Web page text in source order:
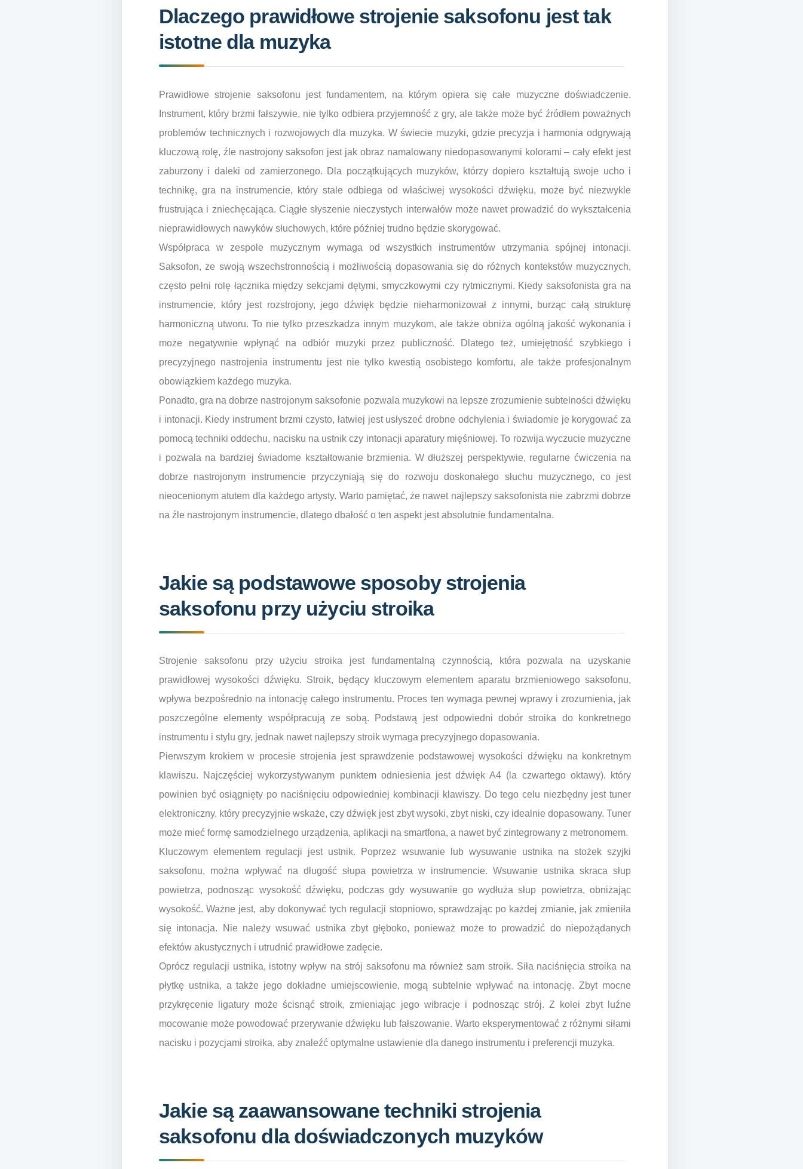
Dlaczego prawidłowe strojenie saksofonu jest tak
istotne dla muzyka
Prawidłowe strojenie saksofonu jest fundamentem, na którym opiera się całe muzyczne doświadczenie.
Instrument, który brzmi fałszywie, nie tylko odbiera przyjemność z gry, ale także może być źródłem poważnych
problemów technicznych i rozwojowych dla muzyka. W świecie muzyki, gdzie precyzja i harmonia odgrywają
kluczową rolę, źle nastrojony saksofon jest jak obraz namalowany niedopasowanymi kolorami – cały efekt jest
zaburzony i daleki od zamierzonego. Dla początkujących muzyków, którzy dopiero kształtują swoje ucho i
technikę, gra na instrumencie, który stale odbiega od właściwej wysokości dźwięku, może być niezwykle
frustrująca i zniechęcająca. Ciągłe słyszenie nieczystych interwałów może nawet prowadzić do wykształcenia
nieprawidłowych nawyków słuchowych, które później trudno będzie skorygować.
Współpraca w zespole muzycznym wymaga od wszystkich instrumentów utrzymania spójnej intonacji.
Saksofon, ze swoją wszechstronnością i możliwością dopasowania się do różnych kontekstów muzycznych,
często pełni rolę łącznika między sekcjami dętymi, smyczkowymi czy rytmicznymi. Kiedy saksofonista gra na
instrumencie, który jest rozstrojony, jego dźwięk będzie nieharmonizował z innymi, burząc całą strukturę
harmoniczną utworu. To nie tylko przeszkadza innym muzykom, ale także obniża ogólną jakość wykonania i
może negatywnie wpłynąć na odbiór muzyki przez publiczność. Dlatego też, umiejętność szybkiego i
precyzyjnego nastrojenia instrumentu jest nie tylko kwestią osobistego komfortu, ale także profesjonalnym
obowiązkiem każdego muzyka.
Ponadto, gra na dobrze nastrojonym saksofonie pozwala muzykowi na lepsze zrozumienie subtelności dźwięku
i intonacji. Kiedy instrument brzmi czysto, łatwiej jest usłyszeć drobne odchylenia i świadomie je korygować za
pomocą techniki oddechu, nacisku na ustnik czy intonacji aparatury mięśniowej. To rozwija wyczucie muzyczne
i pozwala na bardziej świadome kształtowanie brzmienia. W dłuższej perspektywie, regularne ćwiczenia na
dobrze nastrojonym instrumencie przyczyniają się do rozwoju doskonałego słuchu muzycznego, co jest
nieocenionym atutem dla każdego artysty. Warto pamiętać, że nawet najlepszy saksofonista nie zabrzmi dobrze
na źle nastrojonym instrumencie, dlatego dbałość o ten aspekt jest absolutnie fundamentalna.
Jakie są podstawowe sposoby strojenia
saksofonu przy użyciu stroika
Strojenie saksofonu przy użyciu stroika jest fundamentalną czynnością, która pozwala na uzyskanie
prawidłowej wysokości dźwięku. Stroik, będący kluczowym elementem aparatu brzmieniowego saksofonu,
wpływa bezpośrednio na intonację całego instrumentu. Proces ten wymaga pewnej wprawy i zrozumienia, jak
poszczególne elementy współpracują ze sobą. Podstawą jest odpowiedni dobór stroika do konkretnego
instrumentu i stylu gry, jednak nawet najlepszy stroik wymaga precyzyjnego dopasowania.
Pierwszym krokiem w procesie strojenia jest sprawdzenie podstawowej wysokości dźwięku na konkretnym
klawiszu. Najczęściej wykorzystywanym punktem odniesienia jest dźwięk A4 (la czwartego oktawy), który
powinien być osiągnięty po naciśnięciu odpowiedniej kombinacji klawiszy. Do tego celu niezbędny jest tuner
elektroniczny, który precyzyjnie wskaże, czy dźwięk jest zbyt wysoki, zbyt niski, czy idealnie dopasowany. Tuner
może mieć formę samodzielnego urządzenia, aplikacji na smartfona, a nawet być zintegrowany z metronomem.
Kluczowym elementem regulacji jest ustnik. Poprzez wsuwanie lub wysuwanie ustnika na stożek szyjki
saksofonu, można wpływać na długość słupa powietrza w instrumencie. Wsuwanie ustnika skraca słup
powietrza, podnosząc wysokość dźwięku, podczas gdy wysuwanie go wydłuża słup powietrza, obniżając
wysokość. Ważne jest, aby dokonywać tych regulacji stopniowo, sprawdzając po każdej zmianie, jak zmieniła
się intonacja. Nie należy wsuwać ustnika zbyt głęboko, ponieważ może to prowadzić do niepożądanych
efektów akustycznych i utrudnić prawidłowe zadęcie.
Oprócz regulacji ustnika, istotny wpływ na strój saksofonu ma również sam stroik. Siła naciśnięcia stroika na
płytkę ustnika, a także jego dokładne umiejscowienie, mogą subtelnie wpływać na intonację. Zbyt mocne
przykręcenie ligatury może ścisnąć stroik, zmieniając jego wibracje i podnosząc strój. Z kolei zbyt luźne
mocowanie może powodować przerywanie dźwięku lub fałszowanie. Warto eksperymentować z różnymi siłami
nacisku i pozycjami stroika, aby znaleźć optymalne ustawienie dla danego instrumentu i preferencji muzyka.
Jakie są zaawansowane techniki strojenia
saksofonu dla doświadczonych muzyków